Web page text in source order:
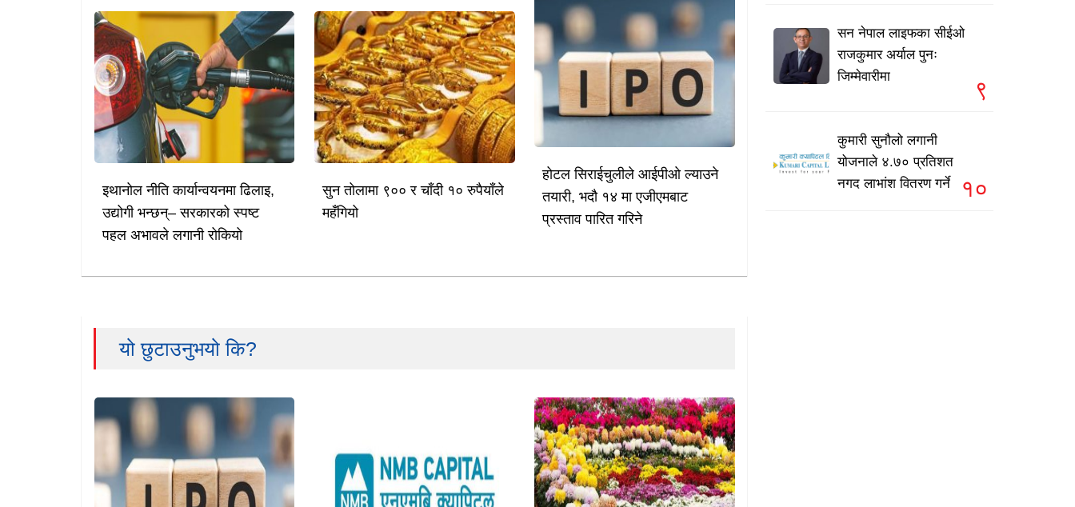
इथानोल नीति कार्यान्वयनमा ढिलाइ,
उद्योगी भन्छन्– सरकारको स्पष्ट
पहल अभावले लगानी रोकियो
सुन तोलामा ९०० र चाँदी १० रुपैयाँले
महँगियो
होटल सिराईचुलीले आईपीओ ल्याउने
तयारी, भदौ १४ मा एजीएमबाट
प्रस्ताव पारित गरिने
यो छुटाउनुभयो कि?
सन नेपाल लाइफका सीईओ
राजकुमार अर्याल पुनः
जिम्मेवारीमा
९
कुमारी सुनौलो लगानी
योजनाले ४.७० प्रतिशत
नगद लाभांश वितरण गर्ने
१०